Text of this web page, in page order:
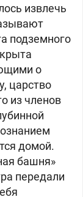
извлечь
подземного
о
царство
из членов
домой.
башня»
передали